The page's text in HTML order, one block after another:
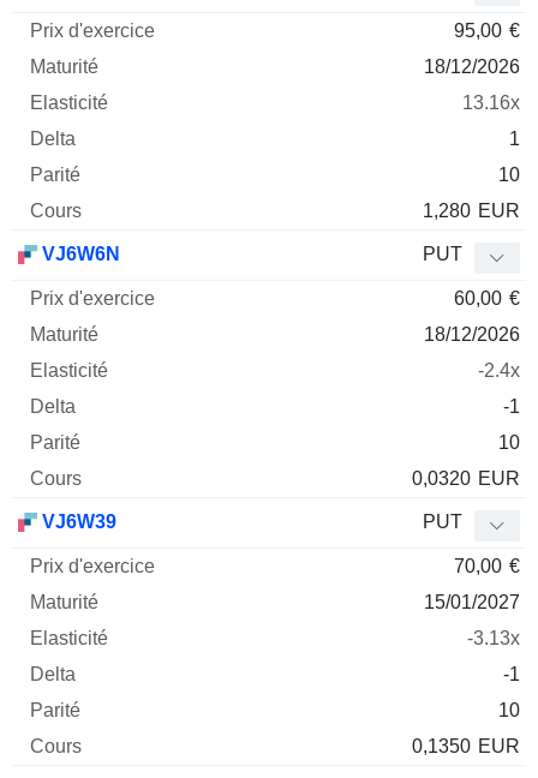
95,00 €
18/12/2026
13.16x
1
10
1,280 EUR
VJ6W6N PUT
60,00 €
18/12/2026
-2.4x
-1
10
0,0320 EUR
VJ6W39 PUT
70,00 €
15/01/2027
-3.13x
-1
10
0,1350 EUR